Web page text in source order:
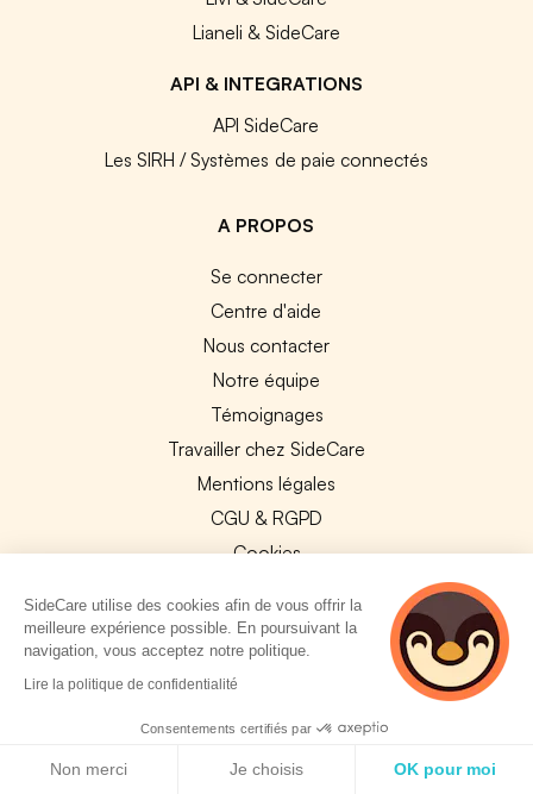
Lianeli & SideCare
API & INTEGRATIONS
API SideCare
Les SIRH / Systèmes de paie connectés
A PROPOS
Se connecter
Centre d'aide
Nous contacter
Notre équipe
Témoignages
Travailler chez SideCare
Mentions légales
CGU & RGPD
Cookies
NOS APPS
App Store
Google Play
SideCare utilise des cookies afin de vous offrir la
meilleure expérience possible. En poursuivant la
navigation, vous acceptez notre politique.
Lire la politique de confidentialité
Consentements certifiés par
Non merci Je choisis OK pour moi
5 personnes
consultent
actuellement cette